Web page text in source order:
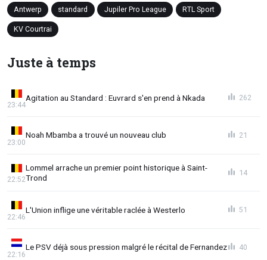
Antwerp standard Jupiler Pro League RTL Sport
KV Courtrai
Juste à temps
Agitation au Standard : Euvrard s'en prend à Nkada
23:44
262
Noah Mbamba a trouvé un nouveau club
23:00
21
Lommel arrache un premier point historique à Saint-
Trond
22:52
14
L'Union inflige une véritable raclée à Westerlo
22:46
51
Le PSV déjà sous pression malgré le récital de Fernandez
22:16
40